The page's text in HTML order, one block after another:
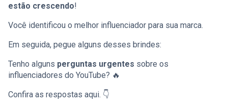
estão crescendo!
Você identificou o melhor influenciador para sua marca.
Em seguida, pegue alguns desses brindes:
Tenho alguns perguntas urgentes sobre os
influenciadores do YouTube? 🔥
Confira as respostas aqui. 👇